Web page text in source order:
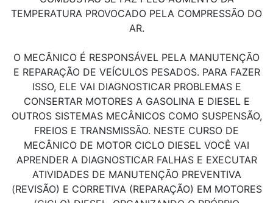
TEMPERATURA PROVOCADO PELA COMPRESSÃO DO
AR.
O MECÂNICO É RESPONSÁVEL PELA MANUTENÇÃO
E REPARAÇÃO DE VEÍCULOS PESADOS. PARA FAZER
ISSO, ELE VAI DIAGNOSTICAR PROBLEMAS E
CONSERTAR MOTORES A GASOLINA E DIESEL E
OUTROS SISTEMAS MECÂNICOS COMO SUSPENSÃO,
FREIOS E TRANSMISSÃO. NESTE CURSO DE
MECÂNICO DE MOTOR CICLO DIESEL VOCÊ VAI
APRENDER A DIAGNOSTICAR FALHAS E EXECUTAR
ATIVIDADES DE MANUTENÇÃO PREVENTIVA
(REVISÃO) E CORRETIVA (REPARAÇÃO) EM MOTORES